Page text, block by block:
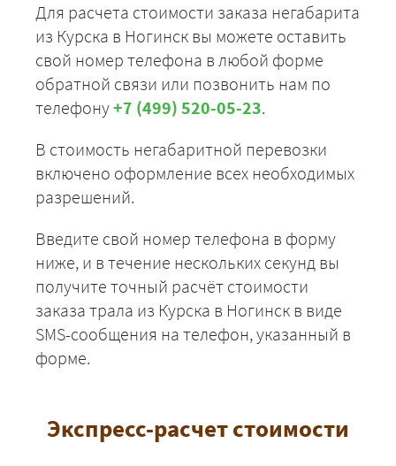
Для расчета стоимости заказа негабарита
из Курска в Ногинск вы можете оставить
свой номер телефона в любой форме
обратной связи или позвонить нам по
телефону+7 (499) 520-05-23.
В стоимость негабаритной перевозки
включено оформление всех необходимых
разрешений.
Введите свой номер телефона в форму
ниже, и в течение нескольких секунд вы
получите точный расчёт стоимости
заказа трала из Курска в Ногинск в виде
SMS-сообщения на телефон, указанный в
форме.
Экспресс-расчет стоимости